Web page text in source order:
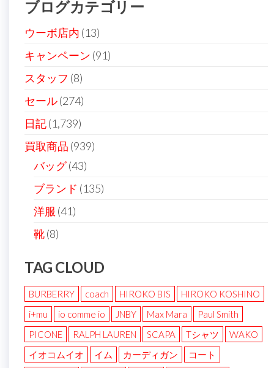
ー
ジ
送
り
ブログカテゴリー
ウーボ店内 (13)
キャンペーン (91)
スタッフ (8)
セール(274)
日記(1,739)
買取商品 (939)
バッグ(43)
ブランド (135)
洋服 (41)
靴(8)
TAG CLOUD
BURBERRY coach HIROKO BIS
HIROKO KOSHINO
i+mu
io comme io JNBY Max Mara
Paul Smith
PICONE
RALPH LAUREN SCAPA Tシャツ
WAKO
イオコムイオ
イム カーディガン コート